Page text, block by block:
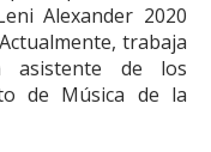
Alexander 2020
trabaja
asistente de los
de Música de la